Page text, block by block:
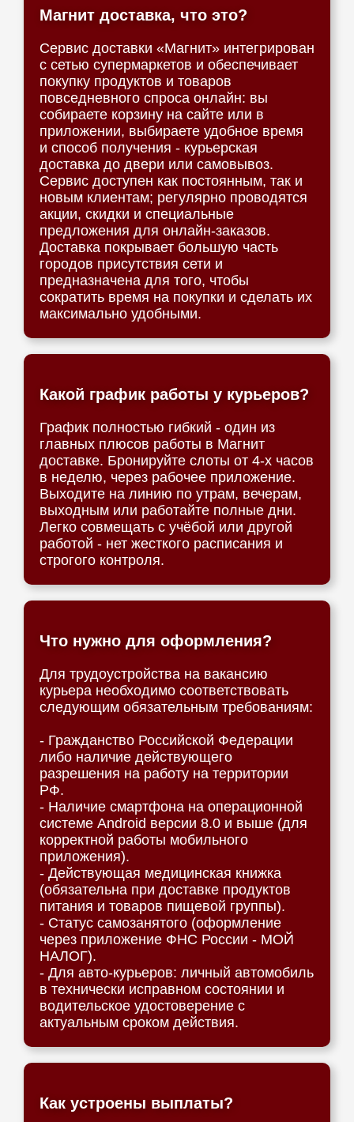
Магнит доставка, что это?
Сервис доставки «Магнит» интегрирован
с сетью супермаркетов и обеспечивает
покупку продуктов и товаров
повседневного спроса онлайн: вы
собираете корзину на сайте или в
приложении, выбираете удобное время
и способ получения - курьерская
доставка до двери или самовывоз.
Сервис доступен как постоянным, так и
новым клиентам; регулярно проводятся
акции, скидки и специальные
предложения для онлайн-заказов.
Доставка покрывает большую часть
городов присутствия сети и
предназначена для того, чтобы
сократить время на покупки и сделать их
максимально удобными.
Какой график работы у курьеров?
График полностью гибкий - один из
главных плюсов работы в Магнит
доставке. Бронируйте слоты от 4-х часов
в неделю, через рабочее приложение.
Выходите на линию по утрам, вечерам,
выходным или работайте полные дни.
Легко совмещать с учёбой или другой
работой - нет жесткого расписания и
строгого контроля.
Что нужно для оформления?
Для трудоустройства на вакансию
курьера необходимо соответствовать
следующим обязательным требованиям:
- Гражданство Российской Федерации
либо наличие действующего
разрешения на работу на территории
РФ.
- Наличие смартфона на операционной
системе Android версии 8.0 и выше (для
корректной работы мобильного
приложения).
- Действующая медицинская книжка
(обязательна при доставке продуктов
питания и товаров пищевой группы).
- Статус самозанятого (оформление
через приложение ФНС России - МОЙ
НАЛОГ).
- Для авто-курьеров: личный автомобиль
в технически исправном состоянии и
водительское удостоверение с
актуальным сроком действия.
Как устроены выплаты?